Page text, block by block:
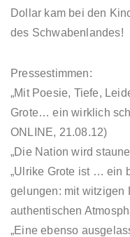
Dollar kam bei den
des Schwabenlandes!
Pressestimmen:
„Mit Poesie, Tiefe,
Grote… ein wirklich
ONLINE, 21.08.12)
„Die Nation wird
„Ulrike Grote ist … ein
gelungen: mit witzigen
authentischen
„Eine ebenso